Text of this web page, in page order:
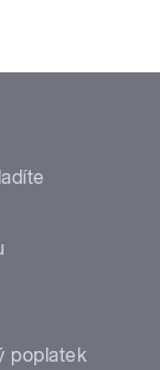
poplatek